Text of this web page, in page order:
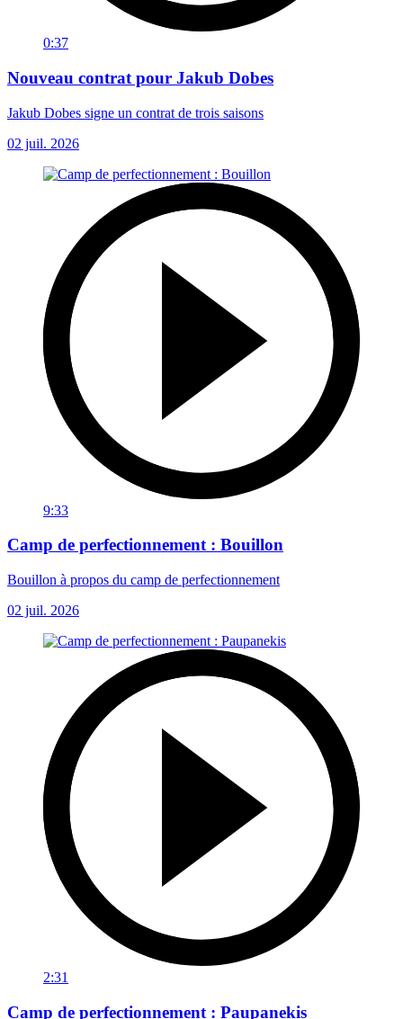
0:37
Nouveau contrat pour Jakub Dobes
Jakub Dobes signe un contrat de trois saisons
02 juil. 2026
9:33
Camp de perfectionnement : Bouillon
Bouillon à propos du camp de perfectionnement
02 juil. 2026
2:31
Camp de perfectionnement : Paupanekis